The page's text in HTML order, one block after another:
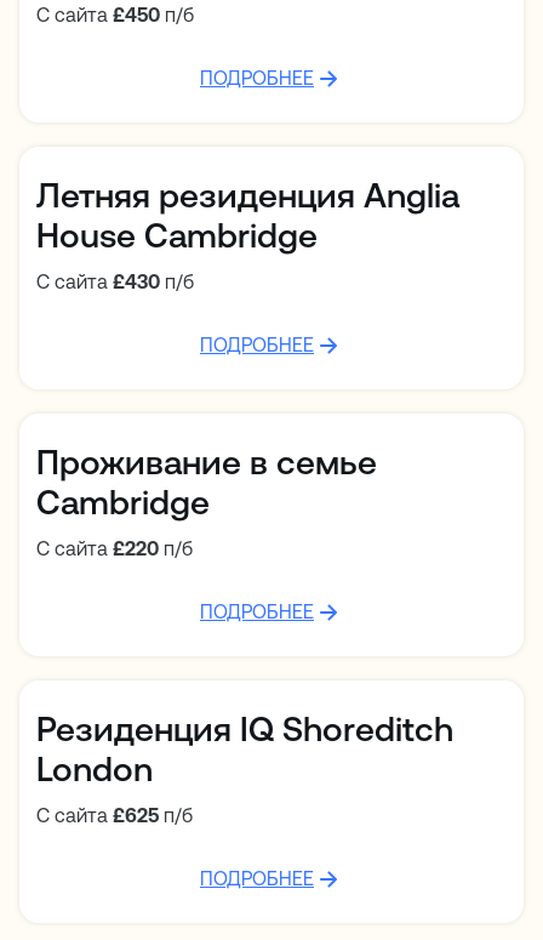
С сайта £450 п/б
ПОДРОБНЕЕ
Летняя резиденция Anglia
House Cambridge
С сайта £430 п/б
ПОДРОБНЕЕ
Проживание в семье
Cambridge
С сайта £220 п/б
ПОДРОБНЕЕ
Резиденция IQ Shoreditch
London
С сайта £625 п/б
ПОДРОБНЕЕ